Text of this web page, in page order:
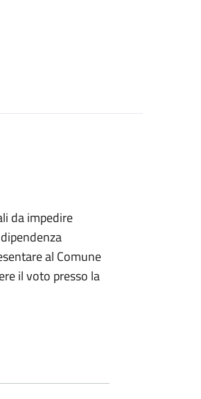
da impedire
al Comune
il voto presso la